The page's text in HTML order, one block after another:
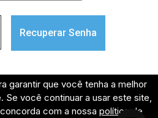
garantir que você tenha a melhor
Se você continuar a usar este site,
com a nossa política de
Recuperar Senha